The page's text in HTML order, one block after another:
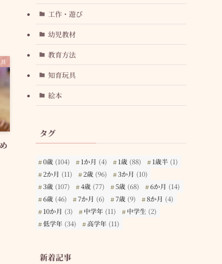
工作・遊び
幼児教材
教育方法
知育玩具
絵本
タグ
0歳 (104) 1か月 (4) 1歳 (88) 1歳半 (1)
2か月 (11) 2歳 (96) 3か月 (10)
3歳 (107) 4歳 (77) 5歳 (68) 6か月 (14)
6歳 (46) 7か月 (6) 7歳 (9) 8か月 (4)
10か月 (3) 中学年 (11) 中学生 (2)
低学年 (34) 高学年 (11)
新着記事